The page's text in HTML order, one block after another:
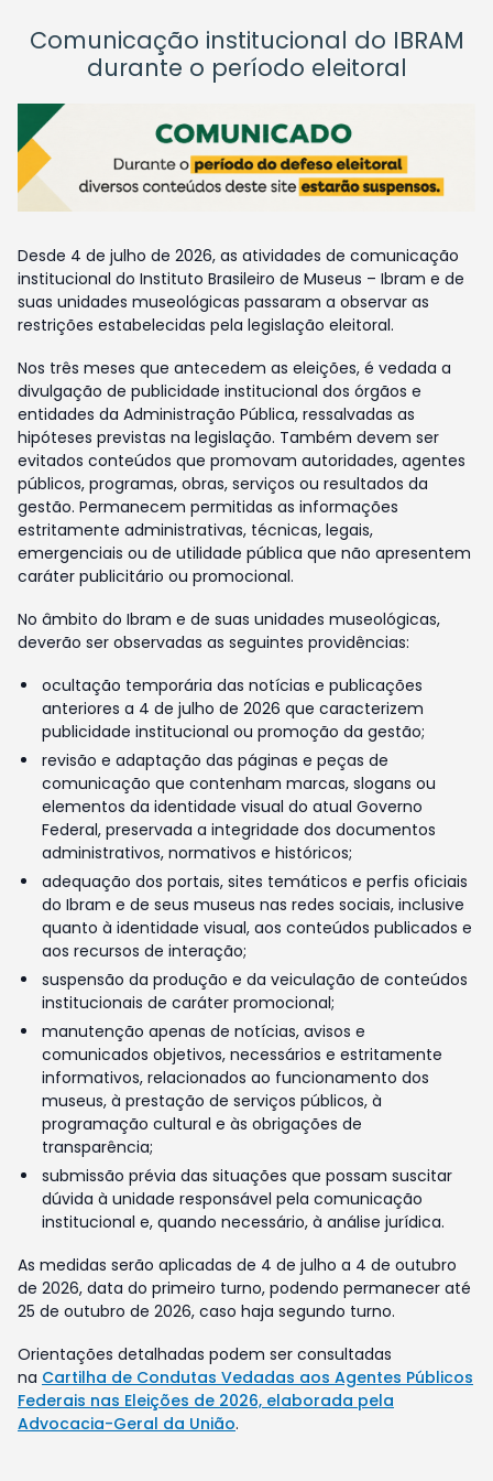
Comunicação institucional do IBRAM
durante o período eleitoral
Desde 4 de julho de 2026, as atividades de comunicação
institucional do Instituto Brasileiro de Museus – Ibram e de
suas unidades museológicas passaram a observar as
restrições estabelecidas pela legislação eleitoral.
Nos três meses que antecedem as eleições, é vedada a
divulgação de publicidade institucional dos órgãos e
entidades da Administração Pública, ressalvadas as
hipóteses previstas na legislação. Também devem ser
evitados conteúdos que promovam autoridades, agentes
públicos, programas, obras, serviços ou resultados da
gestão. Permanecem permitidas as informações
estritamente administrativas, técnicas, legais,
emergenciais ou de utilidade pública que não apresentem
caráter publicitário ou promocional.
No âmbito do Ibram e de suas unidades museológicas,
deverão ser observadas as seguintes providências:
ocultação temporária das notícias e publicações
anteriores a 4 de julho de 2026 que caracterizem
publicidade institucional ou promoção da gestão;
revisão e adaptação das páginas e peças de
comunicação que contenham marcas, slogans ou
elementos da identidade visual do atual Governo
Federal, preservada a integridade dos documentos
administrativos, normativos e históricos;
adequação dos portais, sites temáticos e perfis oficiais
do Ibram e de seus museus nas redes sociais, inclusive
quanto à identidade visual, aos conteúdos publicados e
aos recursos de interação;
suspensão da produção e da veiculação de conteúdos
institucionais de caráter promocional;
manutenção apenas de notícias, avisos e
comunicados objetivos, necessários e estritamente
informativos, relacionados ao funcionamento dos
museus, à prestação de serviços públicos, à
programação cultural e às obrigações de
transparência;
submissão prévia das situações que possam suscitar
dúvida à unidade responsável pela comunicação
institucional e, quando necessário, à análise jurídica.
As medidas serão aplicadas de 4 de julho a 4 de outubro
de 2026, data do primeiro turno, podendo permanecer até
25 de outubro de 2026, caso haja segundo turno.
Orientações detalhadas podem ser consultadas
na Cartilha de Condutas Vedadas aos Agentes Públicos
Federais nas Eleições de 2026, elaborada pela
Advocacia-Geral da União.